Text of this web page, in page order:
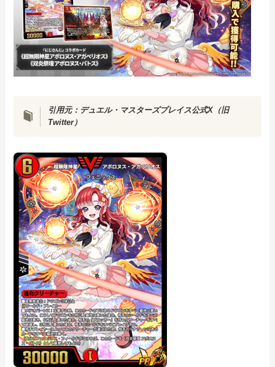
引用元： デュエル・マスターズプレイス公式X（旧
Twitter）